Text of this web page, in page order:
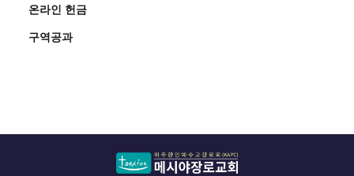
온라인 헌금
구역공과